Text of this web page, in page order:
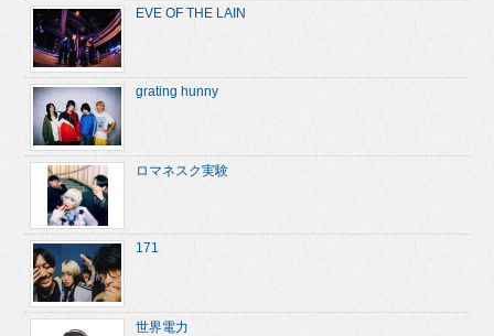
EVE OF THE LAIN
grating hunny
ロマネスク実験
171
世界電力